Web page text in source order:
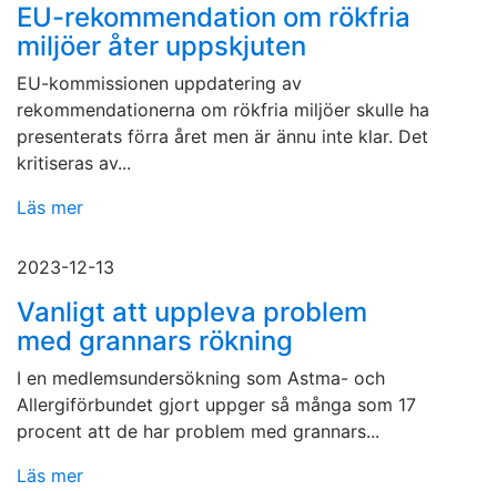
EU-rekommendation om rökfria
miljöer åter uppskjuten
EU-kommissionen uppdatering av
rekommendationerna om rökfria miljöer skulle ha
presenterats förra året men är ännu inte klar. Det
kritiseras av...
Läs mer
2023-12-13
Vanligt att uppleva problem
med grannars rökning
I en medlemsundersökning som Astma- och
Allergiförbundet gjort uppger så många som 17
procent att de har problem med grannars...
Läs mer